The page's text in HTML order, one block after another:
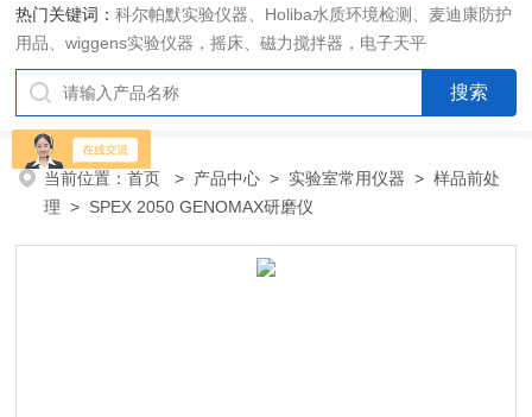
热门关键词：科尔帕默实验仪器、Holiba水质环境检测、麦迪康防护
用品、wiggens实验仪器，摇床、磁力搅拌器，电子天平
当前位置：首页 > 产品中心 > 实验室常用仪器 >样品前处
理 > SPEX 2050 GENOMAX研磨仪